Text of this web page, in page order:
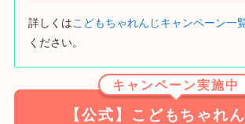
詳しくはこどもちゃれんじキャンペーン一
ください。
キャンペーン実施中
【公式】こどもちゃれ